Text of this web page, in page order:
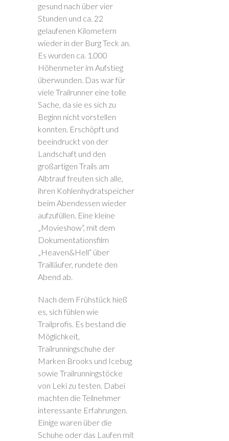
gesund nach über vier
Stunden und ca. 22
gelaufenen Kilometern
wieder in der Burg Teck an.
Es wurden ca. 1.000
Höhenmeter im Aufstieg
überwunden. Das war für
viele Trailrunner eine tolle
Sache, da sie es sich zu
Beginn nicht vorstellen
konnten. Erschöpft und
beeindruckt von der
Landschaft und den
großartigen Trails am
Albtrauf freuten sich alle,
ihren Kohlenhydratspeicher
beim Abendessen wieder
aufzufüllen. Eine kleine
„Movieshow“, mit dem
Dokumentationsfilm
„Heaven&Hell“ über
Trailläufer, rundete den
Abend ab.
Nach dem Frühstück hieß
es, sich fühlen wie
Trailprofis. Es bestand die
Möglichkeit,
Trailrunningschuhe der
Marken Brooks und Icebug
sowie Trailrunningstöcke
von Leki zu testen. Dabei
machten die Teilnehmer
interessante Erfahrungen.
Einige waren über die
Schuhe oder das Laufen mit